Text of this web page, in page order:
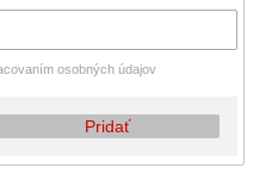
osobných údajov
Pridať